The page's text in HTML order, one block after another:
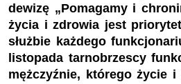
dewizę „Pomagamy i
życia i zdrowia jest
służbie każdego
listopada tarnobrzescy
mężczyźnie, którego życie i